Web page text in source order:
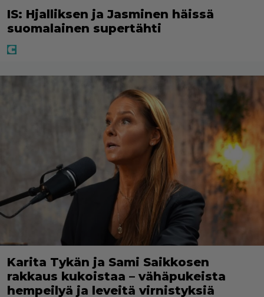
IS: Hjalliksen ja Jasminen häissä
suomalainen supertähti
Karita Tykän ja Sami Saikkosen
rakkaus kukoistaa – vähäpukeista
hempeilyä ja leveitä virnistyksiä